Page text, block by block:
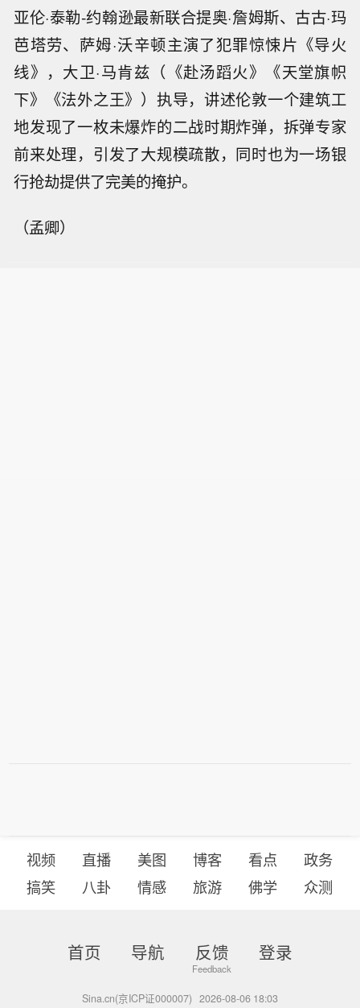
亚伦·泰勒-约翰逊最新联合提奥·詹姆斯、古古·玛
芭塔劳、萨姆·沃辛顿主演了犯罪惊悚片《导火
线》，大卫·马肯兹（《赴汤蹈火》《天堂旗帜
下》《法外之王》）执导，讲述伦敦一个建筑工
地发现了一枚未爆炸的二战时期炸弹，拆弹专家
前来处理，引发了大规模疏散，同时也为一场银
行抢劫提供了完美的掩护。
（孟卿）
视频 直播 美图 博客 看点
政务
搞笑
八卦 情感 旅游 佛学 众测
首页 导航 反馈 登录
Sina.cn(京ICP证000007) 2026-08-06 18:03